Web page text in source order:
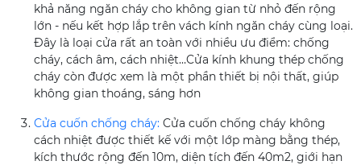
khả năng ngăn cháy cho không gian từ nhỏ đến rộng
lớn - nếu kết hợp lắp trên vách kính ngăn cháy cùng loại.
Đây là loại cửa rất an toàn với nhiều ưu điểm: chống
cháy, cách âm, cách nhiệt…Cửa kính khung thép chống
cháy còn được xem là một phần thiết bị nội thất, giúp
không gian thoáng, sáng hơn
Cửa cuốn chống cháy: Cửa cuốn chống cháy không
cách nhiệt được thiết kế với một lớp màng bằng thép,
kích thước rộng đến 10m, diện tích đến 40m2, giới hạn